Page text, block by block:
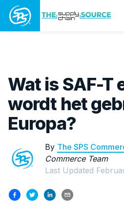
Wat is SAF-T
wordt het
Europa?
By The SPS
Commerce Team
Last Updated